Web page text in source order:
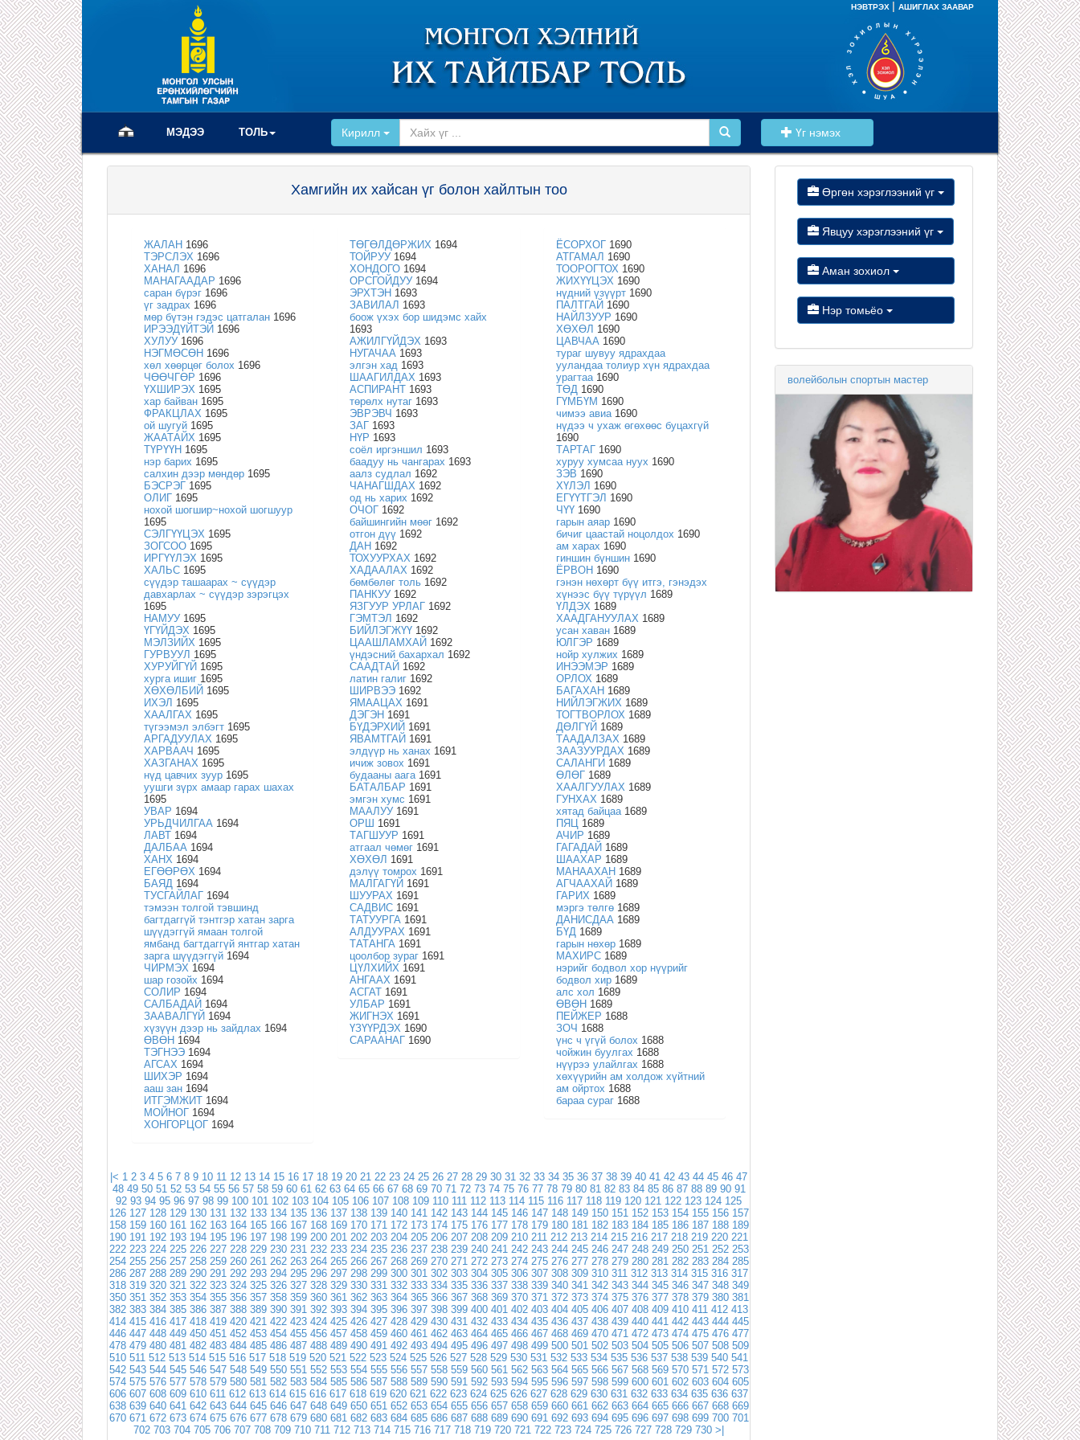
НЭВТРЭХ АШИГЛАХ ЗААВАР
(current)МЭДЭЭ ТОЛЬ Кирилл Үг нэмэх
Хамгийн их хайсан үг болон хайлтын тоо
ЖАЛАН 1696
ТЭРСЛЭХ 1696
ХАНАЛ 1696
МАНАГААДАР 1696
саран бүрэг 1696
үг задрах 1696
мөр бүтэн гэдэс цатгалан 1696
ИРЭЭДҮЙТЭЙ 1696
ХУЛУУ 1696
НЭГМӨСӨН 1696
хөл хөөрцөг болох 1696
ЧӨӨЧГӨР 1696
ҮХШИРЭХ 1695
хар байван 1695
ФРАКЦЛАХ 1695
ой шугуй 1695
ЖААТАЙХ 1695
ТҮРҮҮН 1695
нэр барих 1695
салхин дээр мөндөр 1695
БЭСРЭГ 1695
ОЛИГ 1695
нохой шогшир~нохой шогшуур
1695
СЭЛГҮҮЦЭХ 1695
ЗОГСОО 1695
ИРГҮҮЛЭХ 1695
ХАЛЬС 1695
сүүдэр ташаарах ~ сүүдэр
давхарлах ~ сүүдэр зэрэгцэх
1695
НАМУУ 1695
ҮГҮЙДЭХ 1695
МЭЛЗИЙХ 1695
ГУРВУУЛ 1695
ХУРУЙГҮЙ 1695
хурга ишиг 1695
ХӨХӨЛБИЙ 1695
ИХЭЛ 1695
ХААЛГАХ 1695
түгээмэл элбэгт 1695
АРГАДУУЛАХ 1695
ХАРВААЧ 1695
ХАЗГАНАХ 1695
нүд цавчих зуур 1695
уушги зүрх амаар гарах шахах
1695
УВАР 1694
УРЬДЧИЛГАА 1694
ЛАВТ 1694
ДАЛБАА 1694
ХАНХ 1694
ЕГӨӨРӨХ 1694
БАЯД 1694
ТУСГАЙЛАГ 1694
тэмээн толгой тэвшинд
багтдаггүй тэнтгэр хатан зарга
шүүдэггүй ямаан толгой
ямбанд багтдаггүй янтгар хатан
зарга шүүдэггүй 1694
ЧИРМЭХ 1694
шар гозойх 1694
СОЛИР 1694
САЛБАДАЙ 1694
ЗААВАЛГҮЙ 1694
хүзүүн дээр нь зайдлах 1694
ӨВӨН 1694
ТЭГНЭЭ 1694
АГСАХ 1694
ШИХЭР 1694
ааш зан 1694
ИТГЭМЖИТ 1694
МОЙНОГ 1694
ХОНГОРЦОГ 1694
ТӨГӨЛДӨРЖИХ 1694
ТОЙРУУ 1694
ХОНДОГО 1694
ОРСГОЙДУУ 1694
ЭРХТЭН 1693
ЗАВИЛАЛ 1693
боож үхэх бор шидэмс хайх
1693
АЖИЛГҮЙДЭХ 1693
НУГАЧАА 1693
элгэн хад 1693
ШААГИЛДАХ 1693
АСПИРАНТ 1693
төрөлх нутаг 1693
ЭВРЭВЧ 1693
ЗАГ 1693
НҮР 1693
соёл иргэншил 1693
баадуу нь чангарах 1693
аалз судлал 1692
ЧАНАГШДАХ 1692
од нь харих 1692
ОЧОГ 1692
байшингийн мөөг 1692
отгон дүү 1692
ДАН 1692
ТОХУУРХАХ 1692
ХАДААЛАХ 1692
бөмбөлөг толь 1692
ПАНКУУ 1692
ЯЗГУУР УРЛАГ 1692
ГЭМТЭЛ 1692
БИЙЛЭГЖҮҮ 1692
ЦААШЛАМХАЙ 1692
үндэсний бахархал 1692
СААДТАЙ 1692
латин галиг 1692
ШИРВЭЭ 1692
ЯМААЦАХ 1691
ДЭГЭН 1691
БҮДЭРХИЙ 1691
ЯВАМТГАЙ 1691
элдүүр нь ханах 1691
ичиж зовох 1691
будааны аага1691
БАТАЛБАР 1691
эмгэн хумс 1691
МААЛУУ 1691
ОРШ 1691
ТАГШУУР 1691
атгаал чөмөг 1691
ХӨХӨЛ 1691
дэлүү томрох 1691
МАЛГАГҮЙ 1691
ШУУРАХ 1691
САДВИС 1691
ТАТУУРГА 1691
АЛДУУРАХ 1691
ТАТАНГА 1691
цоолбор зураг 1691
ЦҮЛХИЙХ 1691
АНГААХ 1691
АСГАТ 1691
УЛБАР 1691
ЖИГНЭХ 1691
ҮЗҮҮРДЭХ 1690
САРААНАГ 1690
ЁСОРХОГ1690
АТГАМАЛ 1690
ТООРОГТОХ 1690
ЖИХҮҮЦЭХ 1690
нүдний үзүүрт1690
ПАЛТГАЙ 1690
НАЙЛЗУУР 1690
ХӨХӨЛ 1690
ЦАВЧАА1690
тураг шувуу ядрахдаа
ууландаа толиур хүн ядрахдаа
урагтаа1690
ТӨД1690
ГҮМБҮМ 1690
чимээ авиа1690
нүдээ ч ухаж өгөхөөс буцахгүй
1690
ТАРТАГ1690
хуруу хумсаа нуух 1690
ЗЭВ 1690
ХҮЛЭЛ 1690
ЕГҮҮТГЭЛ 1690
ЧҮҮ1690
гарын аяар1690
бичиг цаастай ноцолдох 1690
ам харах 1690
гиншин бүншин1690
ЁРВОН 1690
гэнэн нөхөрт бүү итгэ, гэнэдэх
хүнээс бүү түрүүл 1689
ҮЛДЭХ 1689
ХААДГАНУУЛАХ 1689
усан хаван1689
ЮЛГЭР 1689
нойр хулжих 1689
ИНЭЭМЭР 1689
ОРЛОХ 1689
БАГАХАН 1689
НИЙЛЭГЖИХ 1689
ТОГТВОРЛОХ 1689
ДӨЛГҮЙ 1689
ТААДАЛЗАХ 1689
ЗААЗУУРДАХ 1689
САЛАНГИ 1689
ӨЛӨГ1689
ХААЛГУУЛАХ 1689
ГУНХАХ 1689
хятад байцаа1689
ПЯЦ1689
АЧИР 1689
ГАГАДАЙ 1689
ШААХАР 1689
МАНААХАН 1689
АГЧААХАЙ 1689
ГАРИХ 1689
мэргэ төлгө1689
ДАНИСДАА1689
БҮД1689
гарын нөхөр1689
МАХИРС1689
нэрийг бодвол хор нүүрийг
бодвол хир1689
алс хол 1689
ӨВӨН 1689
ПЕЙЖЕР 1688
ЗОЧ 1688
үнс ч үгүй болох 1688
чойжин буулгах 1688
нүүрээ улайлгах 1688
хөхүүрийн ам холдож хүйтний
ам ойртох 1688
бараа сураг1688
|< 1 2 3 4 5 6 7 8 9 10 11 12 13 14 15 16 17 18 19 20 21 22 23 24 25 26 27 28 29 30 31 32 33 34 35 36 37 38 39 40 41 42 43 44 45 46 47
48 49 50 51 52 53 54 55 56 57 58 59 60 61 62 63 64 65 66 67 68 69 70 71 72 73 74 75 76 77 78 79 80 81 82 83 84 85 86 87 88 89 90 91
92 93 94 95 96 97 98 99 100 101 102 103 104 105 106 107 108 109 110 111 112 113 114 115 116 117 118 119 120 121 122 123 124 125
126 127 128 129 130 131 132 133 134 135 136 137 138 139 140 141 142 143 144 145 146 147 148 149 150 151 152 153 154 155 156 157
158 159 160 161 162 163 164 165 166 167 168 169 170 171 172 173 174 175 176 177 178 179 180 181 182 183 184 185 186 187 188 189
190 191 192 193 194 195 196 197 198 199 200 201 202 203 204 205 206 207 208 209 210 211 212 213 214 215 216 217 218 219 220 221
222 223 224 225 226 227 228 229 230 231 232 233 234 235 236 237 238 239 240 241 242 243 244 245 246 247 248 249 250 251 252 253
254 255 256 257 258 259 260 261 262 263 264 265 266 267 268 269 270 271 272 273 274 275 276 277 278 279 280 281 282 283 284 285
286 287 288 289 290 291 292 293 294 295 296 297 298 299 300 301 302 303 304 305 306 307 308 309 310 311 312 313 314 315 316 317
318 319 320 321 322 323 324 325 326 327 328 329 330 331 332 333 334 335 336 337 338 339 340 341 342 343 344 345 346 347 348 349
350 351 352 353 354 355 356 357 358 359 360 361 362 363 364 365 366 367 368 369 370 371 372 373 374 375 376 377 378 379 380 381
382 383 384 385 386 387 388 389 390 391 392 393 394 395 396 397 398 399 400 401 402 403 404 405 406 407 408 409 410 411 412 413
414 415 416 417 418 419 420 421 422 423 424 425 426 427 428 429 430 431 432 433 434 435 436 437 438 439 440 441 442 443 444 445
446 447 448 449 450 451 452 453 454 455 456 457 458 459 460 461 462 463 464 465 466 467 468 469 470 471 472 473 474 475 476 477
478 479 480 481 482 483 484 485 486 487 488 489 490 491 492 493 494 495 496 497 498 499 500 501 502 503 504 505 506 507 508 509
510 511 512 513 514 515 516 517 518 519 520 521 522 523 524 525 526 527 528 529 530 531 532 533 534 535 536 537 538 539 540 541
542 543 544 545 546 547 548 549 550 551 552 553 554 555 556 557 558 559 560 561 562 563 564 565 566 567 568 569 570 571 572 573
574 575 576 577 578 579 580 581 582 583 584 585 586 587 588 589 590 591 592 593 594 595 596 597 598 599 600 601 602 603 604 605
606 607 608 609 610 611 612 613 614 615 616 617 618 619 620 621 622 623 624 625 626 627 628 629 630 631 632 633 634 635 636 637
638 639 640 641 642 643 644 645 646 647 648 649 650 651 652 653 654 655 656 657 658 659 660 661 662 663 664 665 666 667 668 669
670 671 672 673 674 675 676 677 678 679 680 681 682 683 684 685 686 687 688 689 690 691 692 693 694 695 696 697 698 699 700 701
702 703 704 705 706 707 708 709 710 711 712 713 714 715 716 717 718 719 720 721 722 723 724 725 726 727 728 729 730 >|
Өргөн хэрэглээний үг
Явцуу хэрэглээний үг
Аман зохиол
Нэр томьёо
волейболын спортын мастер